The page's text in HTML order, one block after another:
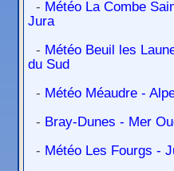
- Météo La Combe
Jura
- Météo Beuil les
du Sud
- Météo Méaudre -
- Bray-Dunes - Mer
- Météo Les Fourgs -